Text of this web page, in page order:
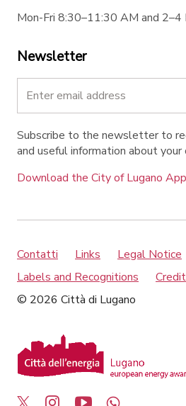
Mon-Fri 8:30–11:30 AM and 2–4
Newsletter
Subscribe to the newsletter to
and useful information about your
Download the City of Lugano
Contatti Links Legal Notice
Labels and Recognitions
© 2026 Città di Lugano